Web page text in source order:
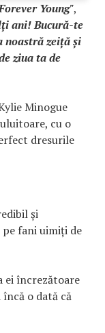
Young",
ani! Bucură-te
noastră zeiță și
ziua ta de
Minogue
cu o
dresurile
și
fani uimiți de
ei încrezătoare
o dată că